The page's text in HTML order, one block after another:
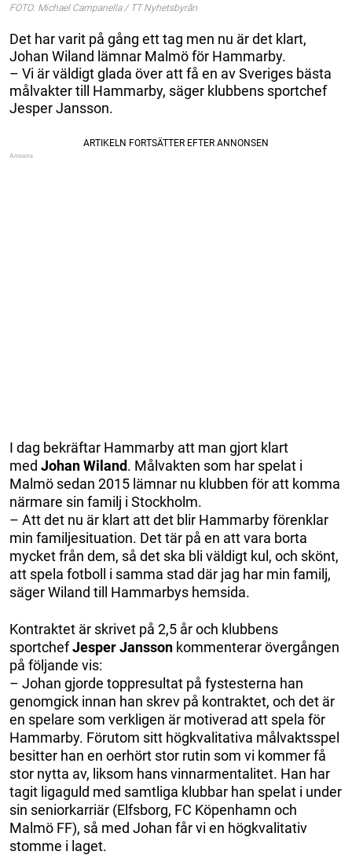
FOTO: Michael Campanella / TT Nyhetsbyrån
Det har varit på gång ett tag men nu är det klart,
Johan Wiland lämnar Malmö för Hammarby.
– Vi är väldigt glada över att få en av Sveriges bästa
målvakter till Hammarby, säger klubbens sportchef
Jesper Jansson.
I dag bekräftar Hammarby att man gjort klart
med Johan Wiland. Målvakten som har spelat i
Malmö sedan 2015 lämnar nu klubben för att komma
närmare sin familj i Stockholm.
– Att det nu är klart att det blir Hammarby förenklar
min familjesituation. Det tär på en att vara borta
mycket från dem, så det ska bli väldigt kul, och skönt,
att spela fotboll i samma stad där jag har min familj,
säger Wiland till Hammarbys hemsida.
Kontraktet är skrivet på 2,5 år och klubbens
sportchefJesper Jansson kommenterar övergången
på följande vis:
– Johan gjorde toppresultat på fystesterna han
genomgick innan han skrev på kontraktet, och det är
en spelare som verkligen är motiverad att spela för
Hammarby. Förutom sitt högkvalitativa målvaktsspel
besitter han en oerhört stor rutin som vi kommer få
stor nytta av, liksom hans vinnarmentalitet. Han har
tagit ligaguld med samtliga klubbar han spelat i under
sin seniorkarriär (Elfsborg, FC Köpenhamn och
Malmö FF), så med Johan får vi en högkvalitativ
stomme i laget.